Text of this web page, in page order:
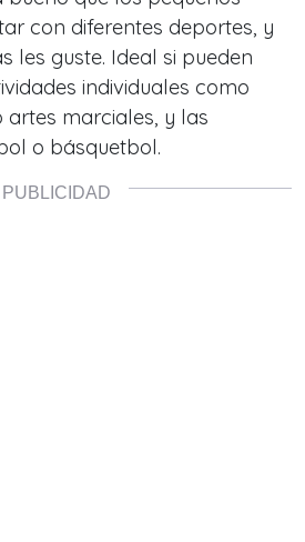
con diferentes deportes, y
les guste. Ideal si pueden
individuales como
artes marciales, y las
o básquetbol.